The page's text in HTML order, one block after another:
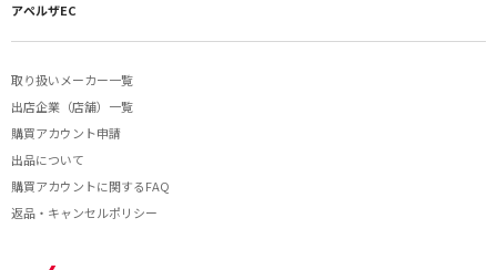
アペルザEC
取り扱いメーカー一覧
出店企業（店舗）一覧
購買アカウント申請
出品について
購買アカウントに関するFAQ
返品・キャンセルポリシー